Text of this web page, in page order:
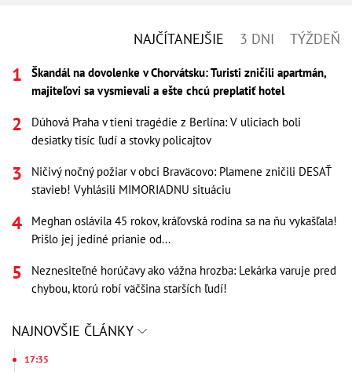
NAJČÍTANEJŠIE 3 DNI TÝŽDEŇ
Škandál na dovolenke v Chorvátsku: Turisti zničili apartmán,
majiteľovi sa vysmievali a ešte chcú preplatiť hotel
Dúhová Praha v tieni tragédie z Berlína: V uliciach boli
desiatky tisíc ľudí a stovky policajtov
Ničivý nočný požiar v obci Braväcovo: Plamene zničili DESAŤ
stavieb! Vyhlásili MIMORIADNU situáciu
Meghan oslávila 45 rokov, kráľovská rodina sa na ňu vykašľala!
Prišlo jej jediné prianie od...
Neznesiteľné horúčavy ako vážna hrozba: Lekárka varuje pred
chybou, ktorú robí väčšina starších ľudí!
NAJNOVŠIE ČLÁNKY
17:35